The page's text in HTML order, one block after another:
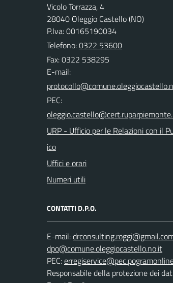
Vicolo Torrazza, 4
28040 Oleggio Castello (NO)
P.Iva: 00165190034
Telefono:0322 53600
Fax: 0322 538295
E-mail:
PEC:
URP - Ufficio per le Relazioni con il
ico
Uffici e orari
Numeri utili
CONTATTI D.P.O.
E-mail:
PEC:
Responsabile della protezione dei